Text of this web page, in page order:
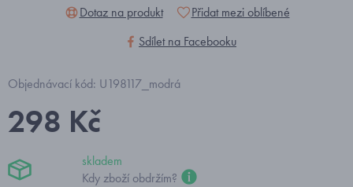
Dotaz na produkt
Přidat mezi oblíbené
Sdílet na Facebooku
Objednávací kód: U198117_modrá
298 Kč
skladem
Kdy zboží obdržím?